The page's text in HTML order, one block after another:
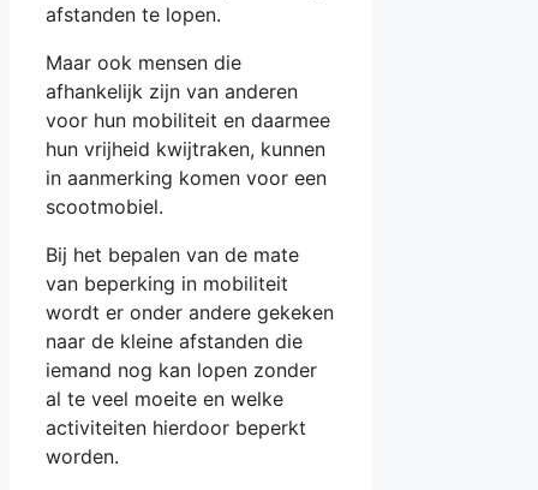
afstanden te lopen.
Maar ook mensen die
afhankelijk zijn van anderen
voor hun mobiliteit en daarmee
hun vrijheid kwijtraken, kunnen
in aanmerking komen voor een
scootmobiel.
Bij het bepalen van de mate
van beperking in mobiliteit
wordt er onder andere gekeken
naar de kleine afstanden die
iemand nog kan lopen zonder
al te veel moeite en welke
activiteiten hierdoor beperkt
worden.